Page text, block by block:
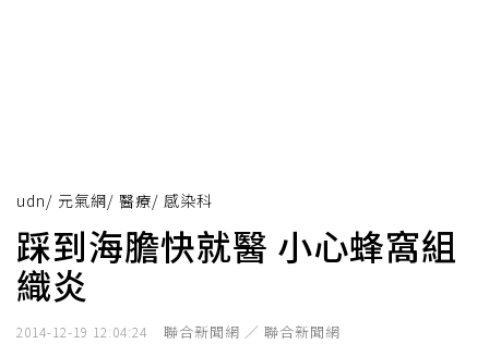
udn/ 元氣網/ 醫療/ 感染科
踩到海膽快就醫 小心蜂窩組
織炎
2014-12-19 12:04:24 聯合新聞網 ／ 聯合新聞網